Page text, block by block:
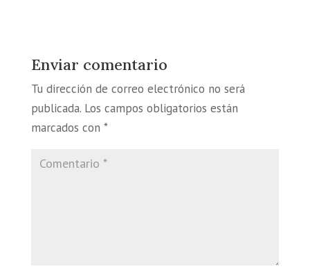
Enviar comentario
Tu dirección de correo electrónico no será
publicada. Los campos obligatorios están
marcados con *